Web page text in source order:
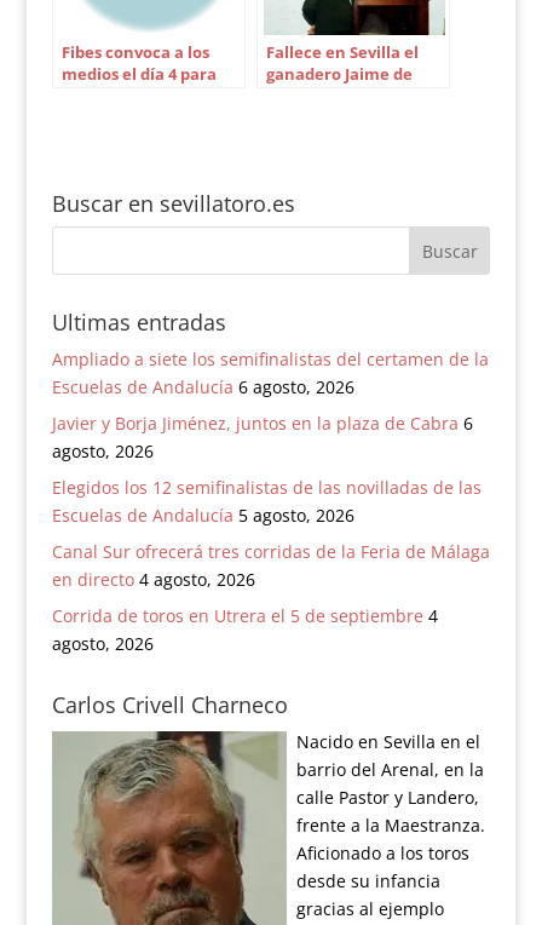
Fibes convoca a los
medios el día 4 para
Fallece en Sevilla el
ganadero Jaime de
Buscar en sevillatoro.es
Ultimas entradas
Ampliado a siete los semifinalistas del certamen de la
Escuelas de Andalucía 6 agosto, 2026
Javier y Borja Jiménez, juntos en la plaza de Cabra 6
agosto, 2026
Elegidos los 12 semifinalistas de las novilladas de las
Escuelas de Andalucía 5 agosto, 2026
Canal Sur ofrecerá tres corridas de la Feria de Málaga
en directo 4 agosto, 2026
Corrida de toros en Utrera el 5 de septiembre 4
agosto, 2026
Carlos Crivell Charneco
Nacido en Sevilla en el
barrio del Arenal, en la
calle Pastor y Landero,
frente a la Maestranza.
Aficionado a los toros
desde su infancia
gracias al ejemplo